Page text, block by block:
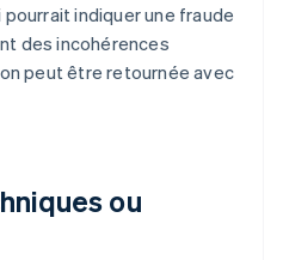
indiquer une fraude
des incohérences
peut être retournée avec
ou